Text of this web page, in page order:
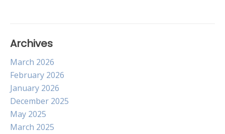
Archives
March 2026
February 2026
January 2026
December 2025
May 2025
March 2025